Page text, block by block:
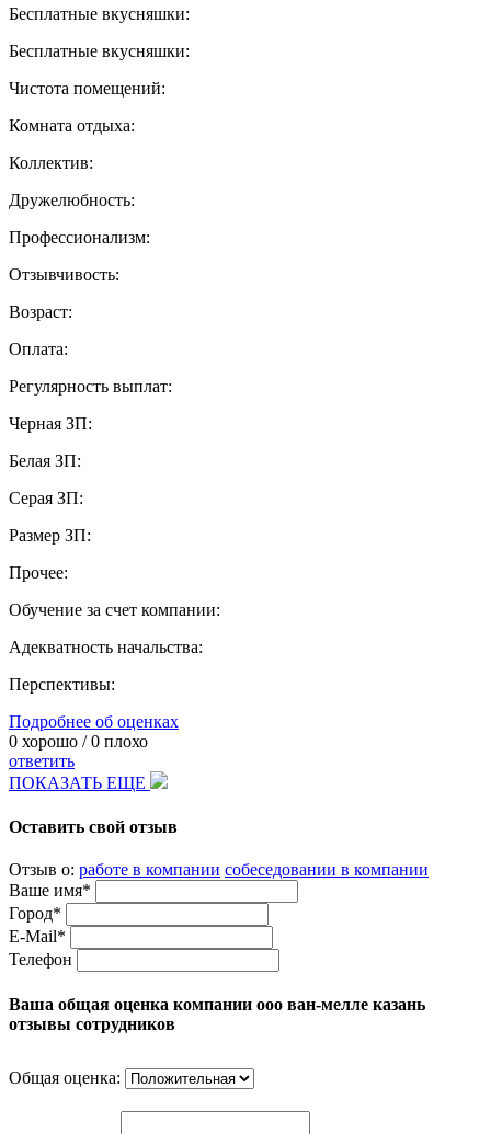
Бесплатные вкусняшки:
Бесплатные вкусняшки:
Чистота помещений:
Комната отдыха:
Коллектив:
Дружелюбность:
Профессионализм:
Отзывчивость:
Возраст:
Оплата:
Регулярность выплат:
Черная ЗП:
Белая ЗП:
Серая ЗП:
Размер ЗП:
Прочее:
Обучение за счет компании:
Адекватность начальства:
Перспективы:
Подробнее об оценках
0 хорошо /0 плохо
ответить
ПОКАЗАТЬ ЕЩЕ
Оставить свой отзыв
Отзыв о: работе в компании собеседовании в компании
Ваше имя*
Город*
E-Mail*
Телефон
Ваша общая оценка компании ооо ван-мелле казань
отзывы сотрудников
Общая оценка: